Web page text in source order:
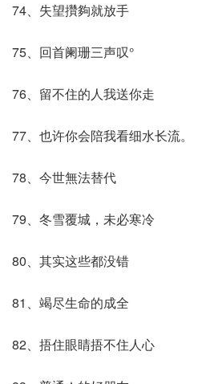
74、失望攢夠就放手
75、回首阑珊三声叹°
76、留不住的人我送你走
77、也许你会陪我看细水长流。
78、今世無法替代
79、冬雪覆城，未必寒冷ゞ
80、其实这些都没错
81、竭尽生命的成全
82、捂住眼睛捂不住人心